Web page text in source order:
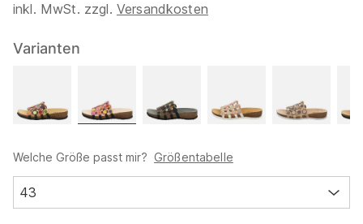
inkl. MwSt. zzgl. Versandkosten
Varianten
Welche Größe passt mir? Größentabelle
43